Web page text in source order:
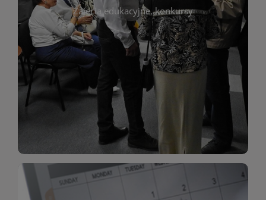
Zajęcia edukacyjne, konkursy
Wystawy
Biblioteka organizuje prezentujące zarówno
sztukę lokalnych twórców, jak i zbiory tematyczne.
W tej sekcji znajdziesz informacje o aktualnych
ekspozycjach oraz archiwum wystaw z
poprzednich lat. Prezentowane prace obejmują